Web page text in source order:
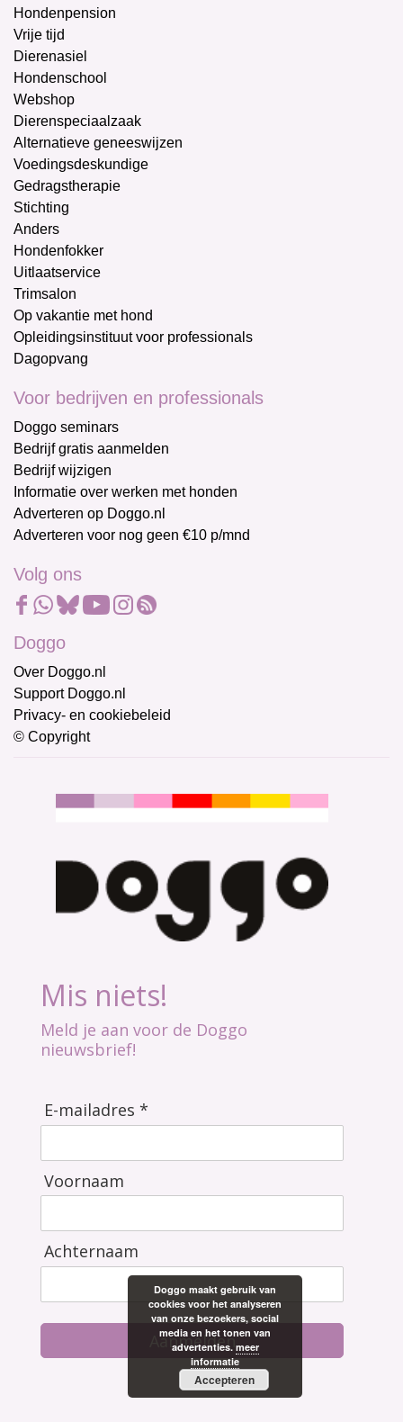
Hondenpension
Vrije tijd
Dierenasiel
Hondenschool
Webshop
Dierenspeciaalzaak
Alternatieve geneeswijzen
Voedingsdeskundige
Gedragstherapie
Stichting
Anders
Hondenfokker
Uitlaatservice
Trimsalon
Op vakantie met hond
Opleidingsinstituut voor professionals
Dagopvang
Voor bedrijven en professionals
Doggo seminars
Bedrijf gratis aanmelden
Bedrijf wijzigen
Informatie over werken met honden
Adverteren op Doggo.nl
Adverteren voor nog geen €10 p/mnd
Volg ons
Doggo
Over Doggo.nl
Support Doggo.nl
Privacy- en cookiebeleid
© Copyright
Mis niets!
Meld je aan voor de Doggo
nieuwsbrief!
E-mailadres *
Voornaam
Achternaam
Aanmelden
Doggo maakt gebruik van
cookies voor het analyseren
van onze bezoekers, social
media en het tonen van
advertenties. meer
informatie
Accepteren